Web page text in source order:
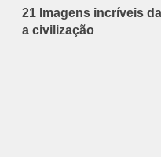
21 Imagens incríveis
a civilização